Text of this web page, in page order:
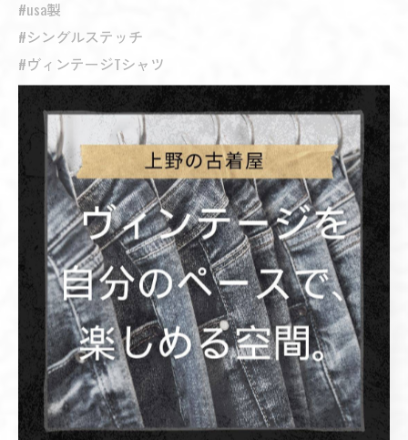
#usa製
#シングルステッチ
#ヴィンテージTシャツ
#バンドTシャツ
#ロックTシャツ
#古着コーデ
#古着好き
#ビンテージファッション
#古着男子
#古着女子
< 前のページ 一覧に戻る 次のページ >